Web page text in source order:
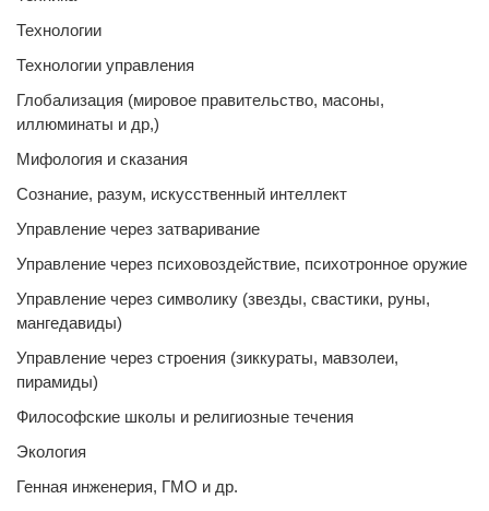
Технологии
Технологии управления
Глобализация (мировое правительство, масоны,
иллюминаты и др,)
Мифология и сказания
Сознание, разум, искусственный интеллект
Управление через затваривание
Управление через психовоздействие, психотронное оружие
Управление через символику (звезды, свастики, руны,
мангедавиды)
Управление через строения (зиккураты, мавзолеи,
пирамиды)
Философские школы и религиозные течения
Экология
Генная инженерия, ГМО и др.